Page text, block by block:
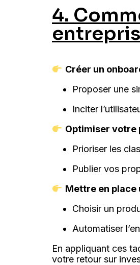
4.
Créer un
Proposer une
Inciter
Optimiser votre
Prioriser les
Publier vos
Mettre en place
Choisir un
Automatiser
En appliquant ces
votre retour sur